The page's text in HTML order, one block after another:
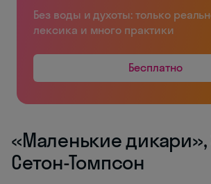
Без воды и духоты: только
лексика и много практики
Бесплатно
«Маленькие дикари»,
Сетон-Томпсон